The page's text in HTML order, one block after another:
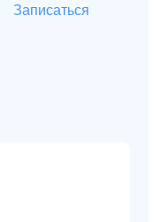
Записаться